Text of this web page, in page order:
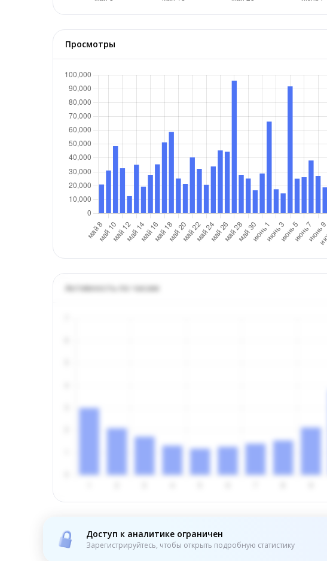
Просмотры
Активность по часам
Доступ к аналитике ограничен
Зарегистрируйтесь, чтобы открыть подробную статистику